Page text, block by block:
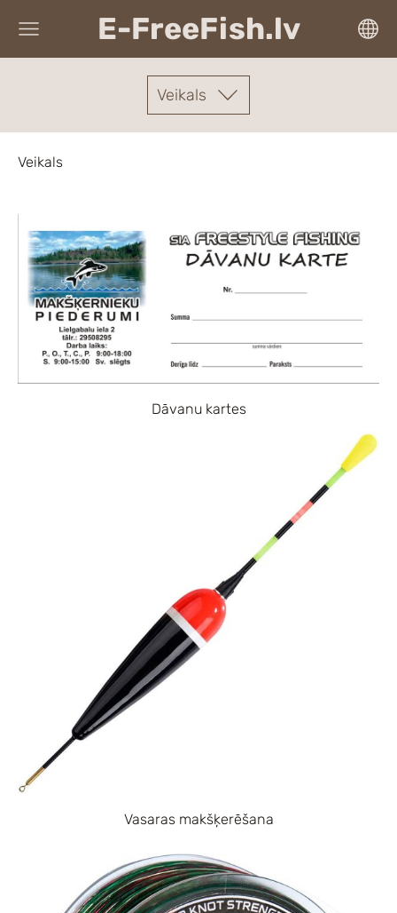
E-FreeFish.lv
Veikals
Veikals
Dāvanu kartes
Vasaras makšķerēšana